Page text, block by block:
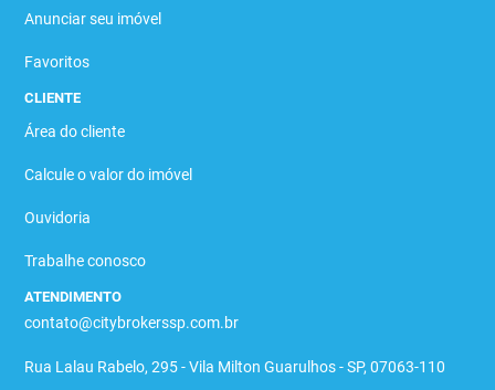
Anunciar seu imóvel
Favoritos
CLIENTE
Área do cliente
Calcule o valor do imóvel
Ouvidoria
Trabalhe conosco
ATENDIMENTO
contato@citybrokerssp.com.br
Rua Lalau Rabelo, 295 - Vila Milton Guarulhos - SP, 07063-110